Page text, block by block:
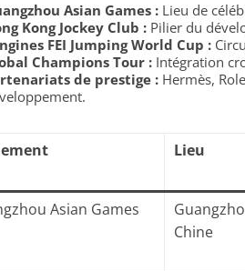
Asian Games : Lieu de
Kong Jockey Club : Pilier du
FEI Jumping World Cup :
Champions Tour : Intégration
de prestige : Hermès,
Lieu
Asian Games
Chine